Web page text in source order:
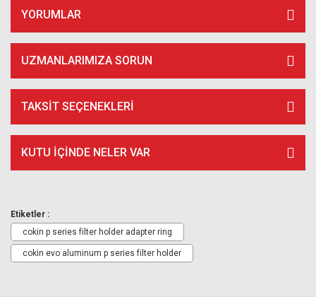
YORUMLAR
UZMANLARIMIZA SORUN
TAKSIT SEÇENEKLERI
KUTU İÇİNDE NELER VAR
Etiketler :
cokin p series filter holder adapter ring
cokin evo aluminum p series filter holder